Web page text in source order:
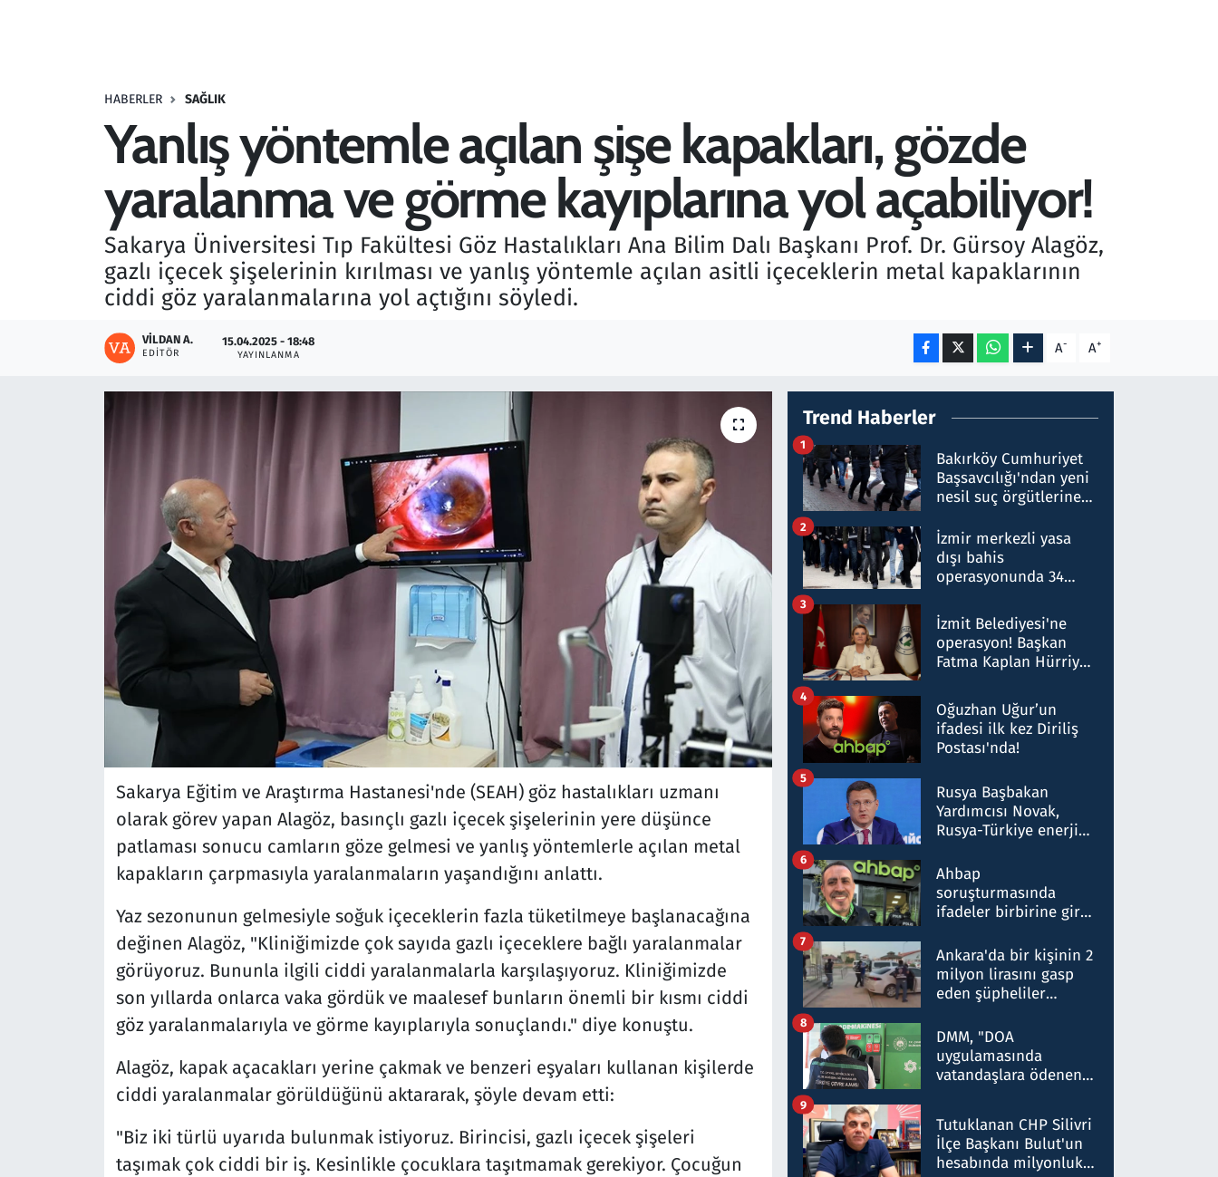
HABERLER SAĞLIK
Yanlış yöntemle açılan şişe kapakları, gözde
yaralanma ve görme kayıplarına yol açabiliyor!
Sakarya Üniversitesi Tıp Fakültesi Göz Hastalıkları Ana Bilim Dalı Başkanı Prof. Dr. Gürsoy Alagöz,
gazlı içecek şişelerinin kırılması ve yanlış yöntemle açılan asitli içeceklerin metal kapaklarının
ciddi göz yaralanmalarına yol açtığını söyledi.
VILDAN A.
EDITÖR
15.04.2025 - 18:48
YAYINLANMA A- A+
Sakarya Eğitim ve Araştırma Hastanesi'nde (SEAH) göz hastalıkları uzmanı
olarak görev yapan Alagöz, basınçlı gazlı içecek şişelerinin yere düşünce
patlaması sonucu camların göze gelmesi ve yanlış yöntemlerle açılan metal
kapakların çarpmasıyla yaralanmaların yaşandığını anlattı.
Yaz sezonunun gelmesiyle soğuk içeceklerin fazla tüketilmeye başlanacağına
değinen Alagöz, "Kliniğimizde çok sayıda gazlı içeceklere bağlı yaralanmalar
görüyoruz. Bununla ilgili ciddi yaralanmalarla karşılaşıyoruz. Kliniğimizde
son yıllarda onlarca vaka gördük ve maalesef bunların önemli bir kısmı ciddi
göz yaralanmalarıyla ve görme kayıplarıyla sonuçlandı." diye konuştu.
Alagöz, kapak açacakları yerine çakmak ve benzeri eşyaları kullanan kişilerde
ciddi yaralanmalar görüldüğünü aktararak, şöyle devam etti:
"Biz iki türlü uyarıda bulunmak istiyoruz. Birincisi, gazlı içecek şişeleri
taşımak çok ciddi bir iş. Kesinlikle çocuklara taşıtmamak gerekiyor. Çocuğun
Trend Haberler
Bakırköy Cumhuriyet
Başsavcılığı'ndan yeni
nesil suç örgütlerine
hakkında gözaltı kararı
1
İzmir merkezli yasa
dışı bahis
operasyonunda 34
Milyar liralık para
trafiği tespit edildi
2
İzmit Belediyesi'ne
operasyon! Başkan
Fatma Kaplan Hürriyet
3
Oğuzhan Uğur’un
ifadesi ilk kez Diriliş
Postası'nda!
4
Rusya Başbakan
Yardımcısı Novak,
Rusya-Türkiye enerji
nitelikte olduğunu
belirtti
5
Ahbap
soruşturmasında
ifadeler birbirine girdi:
ifadelerinden ortaya
çıkan tablo şok etti
6
Ankara'da bir kişinin 2
milyon lirasını gasp
eden şüpheliler
7
DMM, "DOA
uygulamasında
vatandaşlara ödenen
düşürüldüğü" iddiasını
yalanladı
8
Tutuklanan CHP Silivri
İlçe Başkanı Bulut'un
hesabında milyonluk
9
Seçim 2023
Televizyon